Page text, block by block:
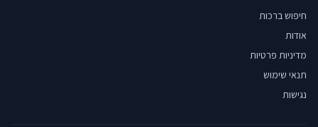
חיפוש ברכות
אודות
מדיניות פרטיות
תנאי שימוש
נגישות